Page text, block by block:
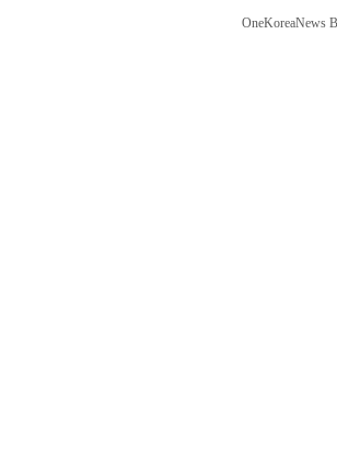
OneKoreaNews